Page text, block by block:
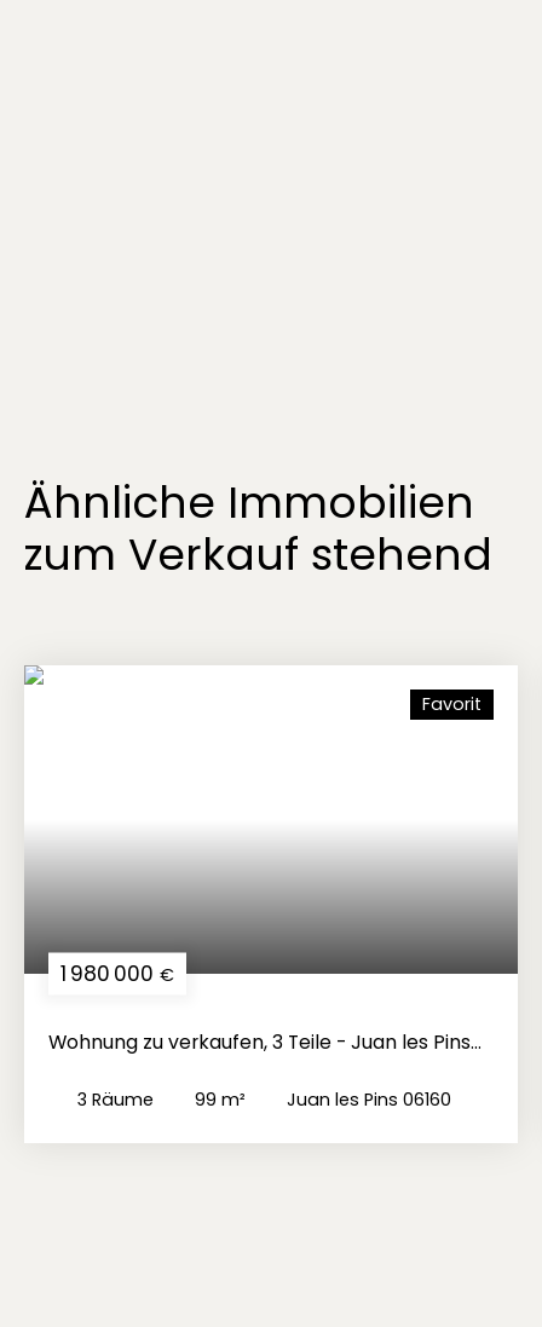
Ähnliche Immobilien
zum Verkauf stehend
Favorit
1 980 000 €
Wohnung zu verkaufen, 3 Teile - Juan les Pins
3 Räume 99 m² Juan les Pins 06160